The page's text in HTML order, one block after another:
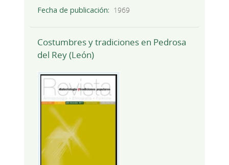
Fecha de publicación
1969
Costumbres y tradiciones en Pedrosa
del Rey (León)